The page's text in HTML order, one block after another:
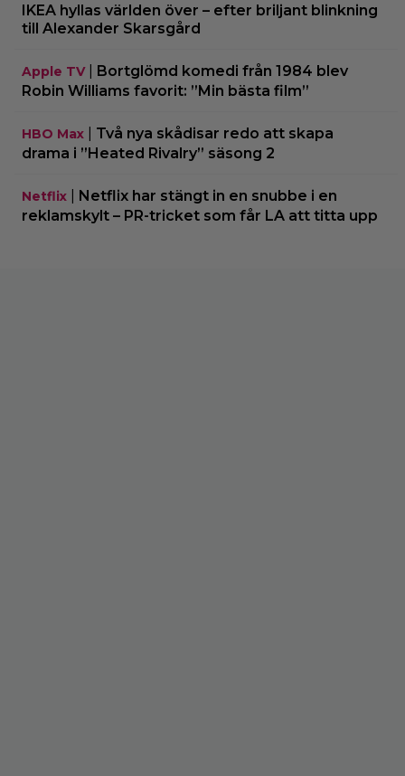
IKEA hyllas världen över – efter briljant blinkning
till Alexander Skarsgård
Apple TV| Bortglömd komedi från 1984 blev
Robin Williams favorit: ”Min bästa film”
HBO Max
Två nya skådisar redo att skapa
drama i ”Heated Rivalry” säsong 2
Netflix
Netflix har stängt in en snubbe i en
reklamskylt – PR-tricket som får LA att titta upp